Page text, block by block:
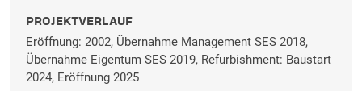
PROJEKTVERLAUF
Eröffnung: 2002, Übernahme Management SES 2018,
Übernahme Eigentum SES 2019, Refurbishment: Baustart
2024, Eröffnung 2025